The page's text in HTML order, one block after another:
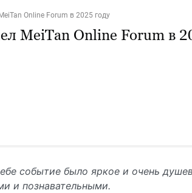
Online Forum в 2025 году
MeiTan Online Forum в
событие было яркое и очень
и познавательными.